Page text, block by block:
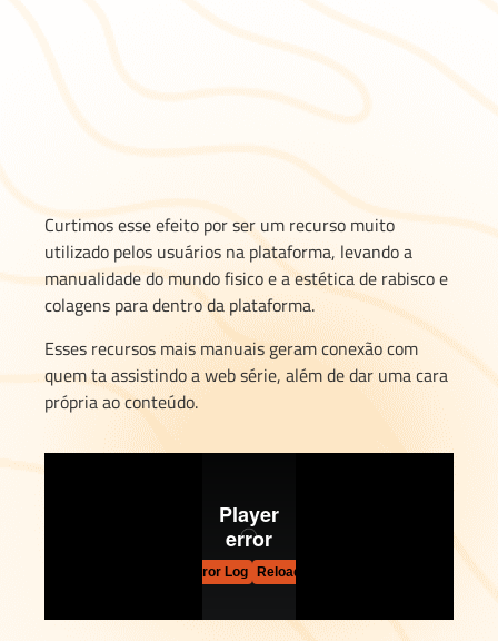
Curtimos esse efeito por ser um recurso muito
utilizado pelos usuários na plataforma, levando a
manualidade do mundo fisico e a estética de rabisco e
colagens para dentro da plataforma.
Esses recursos mais manuais geram conexão com
quem ta assistindo a web série, além de dar uma cara
própria ao conteúdo.